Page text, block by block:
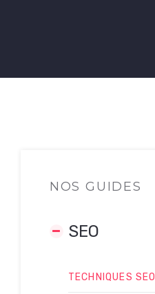
NOS GUIDES
SEO
TECHNIQUES SEO